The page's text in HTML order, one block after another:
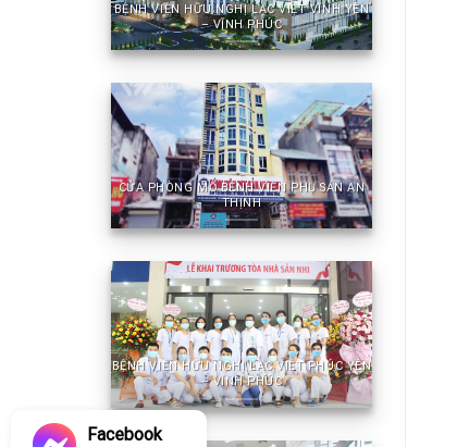
BỆNH VIỆN HỮU NGHỊ LẠC VIỆT VĨNH YÊN
– VĨNH PHÚC
CỬA PHÒNG MỔ BỆNH VIỆN PHỤ SẢN AN
THỊNH
BỆNH VIỆN HỮU NGHỊ LẠC VIỆT PHÚC YÊN
– VĨNH PHÚC
Facebook